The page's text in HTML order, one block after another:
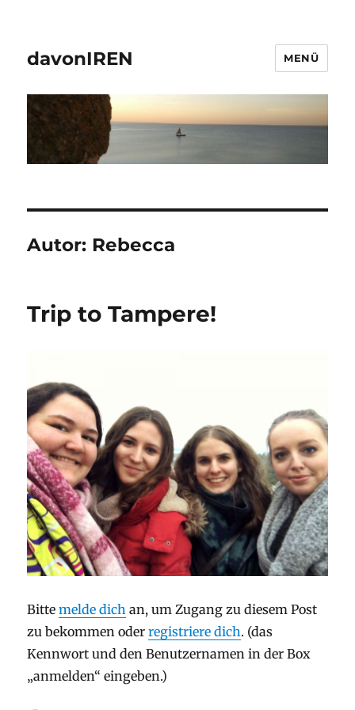
davonIREN MENÜ
Autor: Rebecca
Trip to Tampere!
Bittemelde dich an, um Zugang zu diesem Post
zu bekommen oderregistriere dich. (das
Kennwort und den Benutzernamen in der Box
„anmelden“ eingeben.)